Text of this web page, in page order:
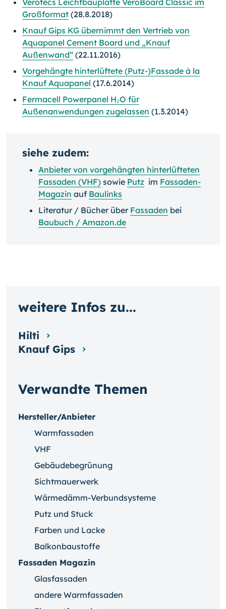
Großformat (28.8.2018)
Knauf Gips KG übernimmt den Vertrieb von
Aquapanel Cement Board und „Knauf
Außenwand“ (22.11.2016)
Vorgehängte hinterlüftete (Putz-)Fassade à la
Knauf Aquapanel (17.6.2014)
Fermacell Powerpanel H₂O für
Außenanwendungen zugelassen (1.3.2014)
siehe zudem:
Anbieter von vorgehängten hinterlüfteten
Fassaden (VHF) sowie Putz im Fassaden-
Magazin auf Baulinks
Literatur / Bücher über Fassaden bei
Baubuch / Amazon.de
Verwandte Themen
Hersteller/Anbieter
Warmfassaden
VHF
Gebäudebegrünung
Sichtmauerwerk
Wärmedämm-Verbundsysteme
Putz und Stuck
Farben und Lacke
Balkonbaustoffe
Fassaden Magazin
Glasfassaden
andere Warmfassaden
weitere Infos zu...
Hilti
Knauf Gips